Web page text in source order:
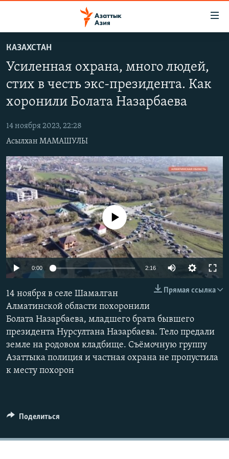
основному
содержанию
навигации
Вернутся
поиску
КАЗАХСТАН
УЗБЕКИСТАН
ТАДЖИКИСТАН
НОВОСТИ
ВОЙНА В УКРАИНЕ
НА ДРУГИХ ЯЗЫКАХ
ҚАЗАҚША
ЎЗБЕКЧА
ТОҶИКӢ
TÜRKMENÇE
ПОДПИШИТЕСЬ НА НАС В СОЦСЕТЯХ
Все сайты РСЕ/РС
КАЗАХСТАН
Усиленная охрана, много людей,
стих в честь экс-президента. Как
хоронили Болата Назарбаева
14 ноября 2023, 22:28
Асылхан МАМАШУЛЫ
Auto 360p
720p
No media source currently available
0:00 2:16
480p
720p
1080p
Прямая ссылка
14 ноября в селе Шамалган
Алматинской области похоронили
Болата Назарбаева, младшего брата бывшего
президента Нурсултана Назарбаева. Тело предали
земле на родовом кладбище. Съёмочную группу
Азаттыка полиция и частная охрана не пропустила
к месту похорон
Поделиться